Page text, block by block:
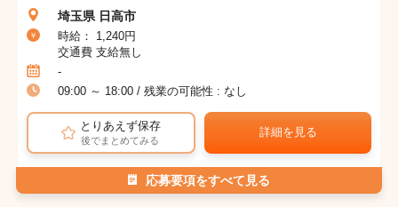
埼玉県 日高市
時給： 1,240円
交通費 支給無し
-
09:00 ～ 18:00 / 残業の可能性 : なし
とりあえず保存
後でまとめてみる
詳細を見る
応募要項をすべて見る